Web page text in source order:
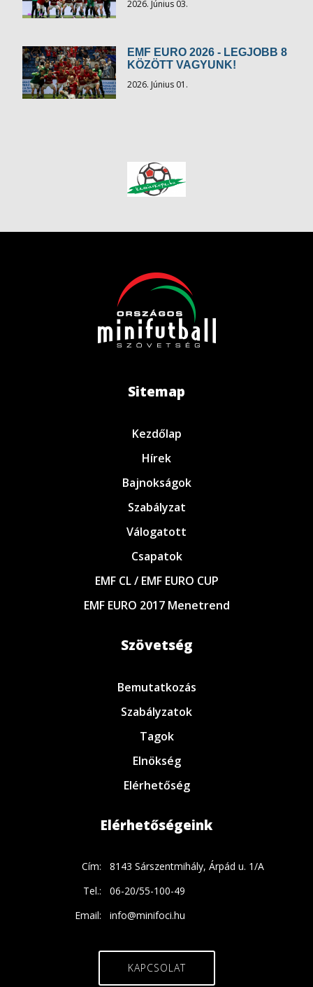
2026. Június 03.
EMF EURO 2026 - LEGJOBB 8
KÖZÖTT VAGYUNK!
2026. Június 01.
Sitemap
Kezdőlap
Hírek
Bajnokságok
Szabályzat
Válogatott
Csapatok
EMF CL / EMF EURO CUP
EMF EURO 2017 Menetrend
Szövetség
Bemutatkozás
Szabályzatok
Tagok
Elnökség
Elérhetőség
Elérhetőségeink
Cím:
8143 Sárszentmihály, Árpád u. 1/A
Tel.:
06-20/55-100-49
Email:
info@minifoci.hu
KAPCSOLAT